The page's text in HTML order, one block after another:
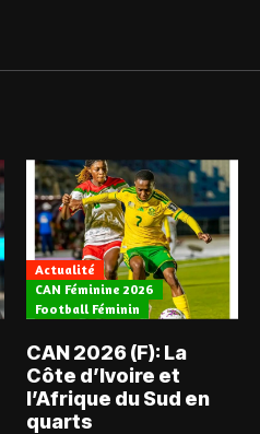
Actualité
CAN Féminine 2026
Football Féminin
CAN 2026 (F): La
Côte d’Ivoire et
l’Afrique du Sud en
quarts